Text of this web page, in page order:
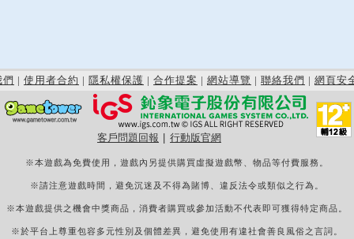
們 | 使用者合約 | 隱私權保護 | 合作提案 | 網站導覽 | 聯絡我們 | 網頁安
客戶問題回報 行動版官網
※本遊戲為免費使用，遊戲內另提供購買虛擬遊戲幣、物品等付費服務。
※請注意遊戲時間，避免沉迷及不得為賭博、違反法令或類似之行為。
※本遊戲提供之機會中獎商品，消費者購買或參加活動不代表即可獲得特定商品。
※於平台上尊重包容多元性別及個體差異，避免使用有違社會善良風俗之言詞。